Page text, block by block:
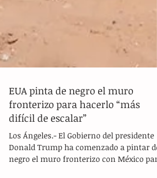
EUA pinta de negro el muro
fronterizo para hacerlo “más
difícil de escalar”